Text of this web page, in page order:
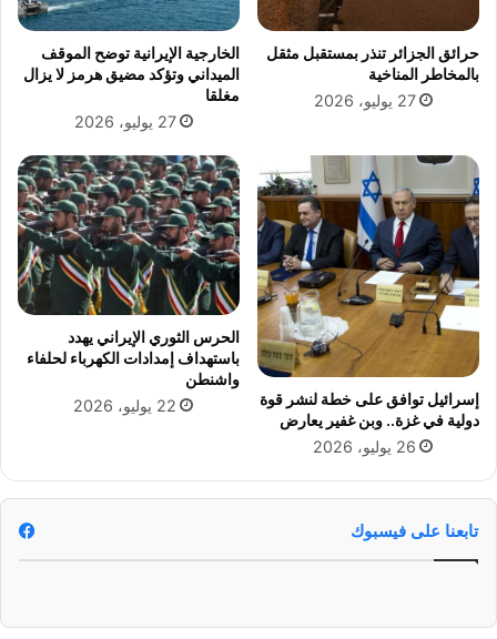
ة
ل
أ
ع
ب
ر
م
ص
ر
ا
ل
ر
ق
ي
ة
ك
ف
ن
ع
ح
ي
ا
ة
ت
ج
ع
ب
ي
ن
ا
د
ن
ي
حرائق الجزائر تنذر بمستقبل مثقل
بالمخاطر المناخية
27 يوليو، 2026
الخارجية الإيرانية توضح الموقف
الميداني وتؤكد مضيق هرمز لا يزال
مغلقا
27 يوليو، 2026
إسرائيل توافق على خطة لنشر قوة
دولية في غزة.. وبن غفير يعارض
26 يوليو، 2026
الحرس الثوري الإيراني يهدد
باستهداف إمدادات الكهرباء لحلفاء
واشنطن
22 يوليو، 2026
تابعنا على فيسبوك